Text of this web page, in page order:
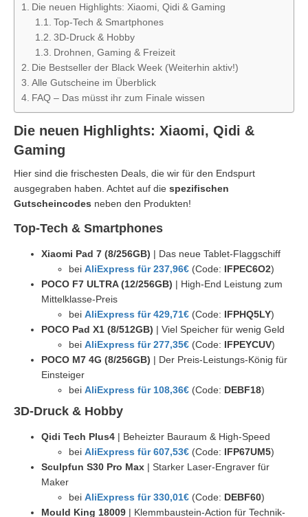
Die neuen Highlights: Xiaomi, Qidi & Gaming
Top-Tech & Smartphones
3D-Druck & Hobby
Drohnen, Gaming & Freizeit
Die Bestseller der Black Week (Weiterhin aktiv!)
Alle Gutscheine im Überblick
FAQ – Das müsst ihr zum Finale wissen
Die neuen Highlights: Xiaomi, Qidi &
Gaming
Hier sind die frischesten Deals, die wir für den Endspurt
ausgegraben haben. Achtet auf die spezifischen
Gutscheincodes neben den Produkten!
Top-Tech & Smartphones
Xiaomi Pad 7 (8/256GB) | Das neue Tablet-Flaggschiff
bei AliExpress für 237,96€ (Code: IFPEC6O2)
POCO F7 ULTRA (12/256GB) | High-End Leistung zum
Mittelklasse-Preis
bei AliExpress für 429,71€ (Code: IFPHQ5LY)
POCO Pad X1 (8/512GB) | Viel Speicher für wenig Geld
bei AliExpress für 277,35€ (Code: IFPEYCUV)
POCO M7 4G (8/256GB) | Der Preis-Leistungs-König für
Einsteiger
bei AliExpress für 108,36€ (Code: DEBF18)
3D-Druck & Hobby
Qidi Tech Plus4 | Beheizter Bauraum & High-Speed
bei AliExpress für 607,53€ (Code: IFP67UM5)
Sculpfun S30 Pro Max | Starker Laser-Engraver für
Maker
bei AliExpress für 330,01€ (Code: DEBF60)
Mould King 18009 | Klemmbaustein-Action für Technik-